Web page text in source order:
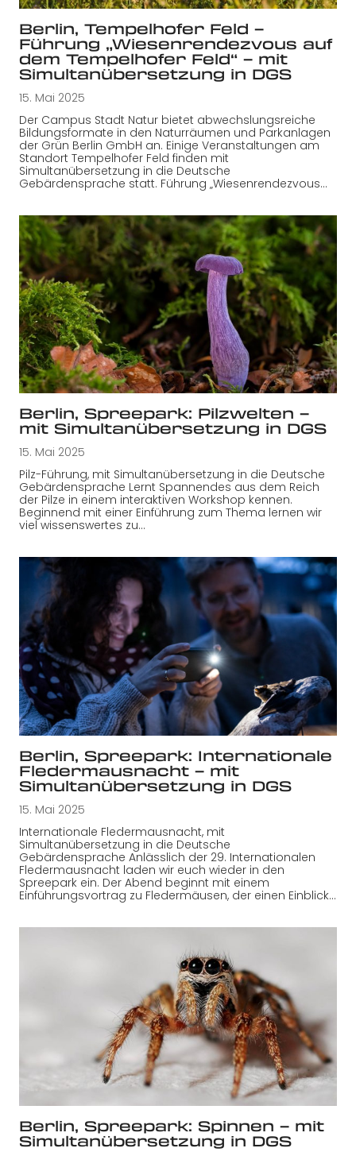
Berlin, Tempelhofer Feld –
Führung „Wiesenrendezvous auf
dem Tempelhofer Feld“ – mit
Simultanübersetzung in DGS
15. Mai 2025
Der Campus Stadt Natur bietet abwechslungsreiche
Bildungsformate in den Naturräumen und Parkanlagen
der Grün Berlin GmbH an. Einige Veranstaltungen am
Standort Tempelhofer Feld finden mit
Simultanübersetzung in die Deutsche
Gebärdensprache statt. Führung „Wiesenrendezvous…
Berlin, Spreepark: Pilzwelten –
mit Simultanübersetzung in DGS
15. Mai 2025
Pilz-Führung, mit Simultanübersetzung in die Deutsche
Gebärdensprache Lernt Spannendes aus dem Reich
der Pilze in einem interaktiven Workshop kennen.
Beginnend mit einer Einführung zum Thema lernen wir
viel wissenswertes zu…
Berlin, Spreepark: Internationale
Fledermausnacht – mit
Simultanübersetzung in DGS
15. Mai 2025
Internationale Fledermausnacht, mit
Simultanübersetzung in die Deutsche
Gebärdensprache Anlässlich der 29. Internationalen
Fledermausnacht laden wir euch wieder in den
Spreepark ein. Der Abend beginnt mit einem
Einführungsvortrag zu Fledermäusen, der einen Einblick…
Berlin, Spreepark: Spinnen – mit
Simultanübersetzung in DGS